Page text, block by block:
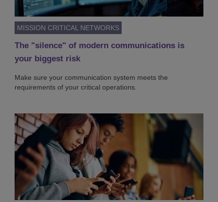
MISSION CRITICAL NETWORKS
The "silence" of modern communications is
your biggest risk
Make sure your communication system meets the
requirements of your critical operations.